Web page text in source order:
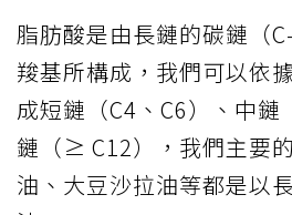
脂肪酸是由長鏈的碳鏈（
羧基所構成，我們可以依
成短鏈（C4、C6）、中鏈
鏈（≥ C12），我們主要
油、大豆沙拉油等都是以